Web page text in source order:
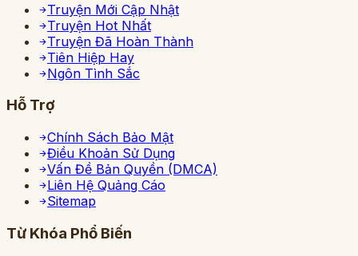
Truyện Mới Cập Nhật
Truyện Hot Nhất
Truyện Đã Hoàn Thành
Tiên Hiệp Hay
Ngôn Tình Sắc
Hỗ Trợ
Chính Sách Bảo Mật
Điều Khoản Sử Dụng
Vấn Đề Bản Quyền (DMCA)
Liên Hệ Quảng Cáo
Sitemap
Từ Khóa Phổ Biến